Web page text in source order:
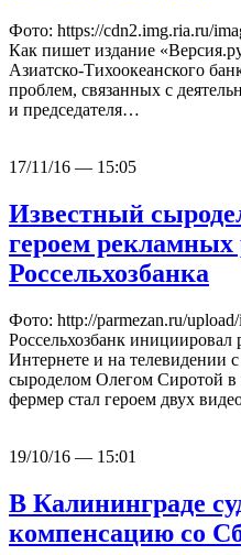
Фото: https://cdn2.img.ria.ru/
Как пишет издание
Азиатско-Тихоокеанского
проблем, связанных с
и председателя…
17/11/16 — 15:05
Известный
героем рекламных
Россельхозбанка
Фото: http://parmezan.ru/
Россельхозбанк
Интернете и на телевидении
сыроделом Олегом Сиротой
фермер стал героем двух
19/10/16 — 15:01
В Калининграде
компенсацию со